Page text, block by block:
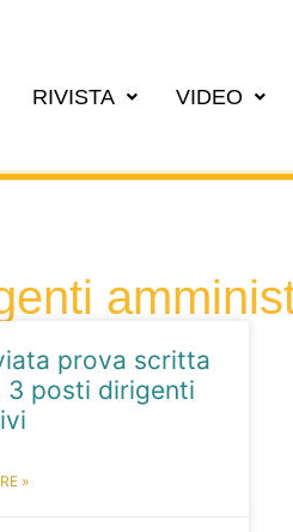
RIVISTA VIDEO
prova scritta
3 posti dirigenti
»